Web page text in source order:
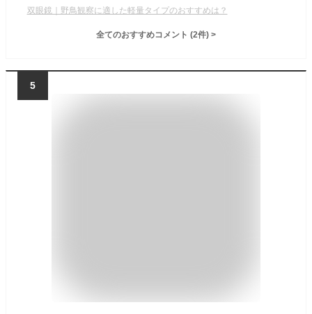
双眼鏡｜野鳥観察に適した軽量タイプのおすすめは？
全てのおすすめコメント (2件) >
5